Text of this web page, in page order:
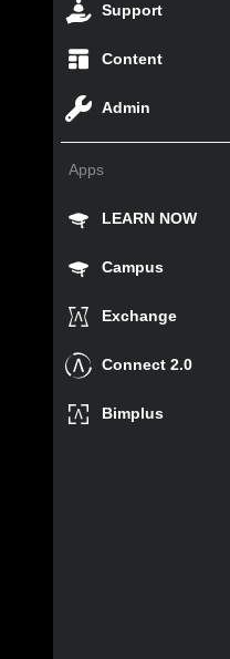
Support
Content
Admin
Apps
LEARN NOW
Campus
Exchange
Connect 2.0
Bimplus